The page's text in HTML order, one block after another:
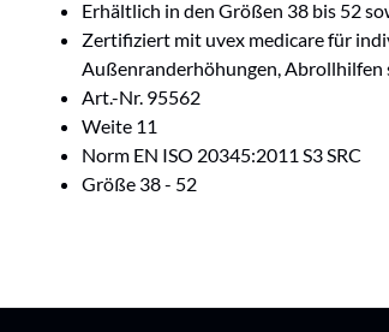
Erhältlich in den Größen 38 bis 52
Zertifiziert mit uvex medicare für
Außenranderhöhungen, Abrollhilfen
Art.-Nr. 95562
Weite 11
Norm EN ISO 20345:2011 S3 SRC
Größe 38 - 52